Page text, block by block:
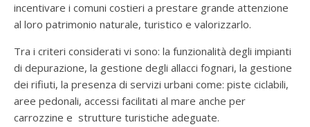
incentivare i comuni costieri a prestare grande attenzione
al loro patrimonio naturale, turistico e valorizzarlo.
Tra i criteri considerati vi sono: la funzionalità degli impianti
di depurazione, la gestione degli allacci fognari, la gestione
dei rifiuti, la presenza di servizi urbani come: piste ciclabili,
aree pedonali, accessi facilitati al mare anche per
carrozzine e strutture turistiche adeguate.